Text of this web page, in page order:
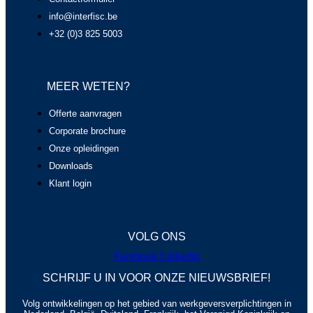
info@interfisc.be
+32 (0)3 825 5003
MEER WETEN?
Offerte aanvragen
Corporate brochure
Onze opleidingen
Downloads
Klant login
VOLG ONS
Facebook Linkedin
SCHRIJF U IN VOOR ONZE NIEUWSBRIEF!
Volg ontwikkelingen op het gebied van werkgeversverplichtingen in